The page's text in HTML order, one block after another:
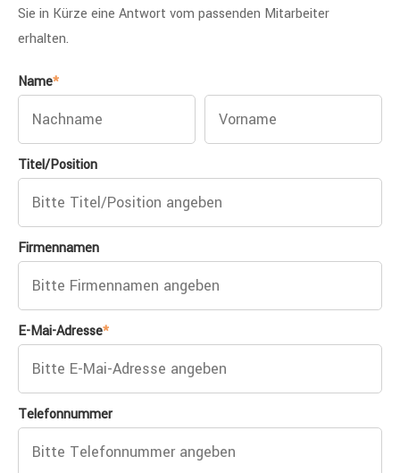
Sie in Kürze eine Antwort vom passenden Mitarbeiter
erhalten.
Name*
Titel/Position
Firmennamen
E-Mai-Adresse*
Telefonnummer